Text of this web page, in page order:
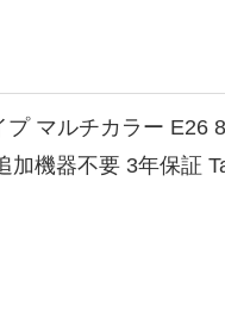
マルチカラー E26
加機器不要 3年保証